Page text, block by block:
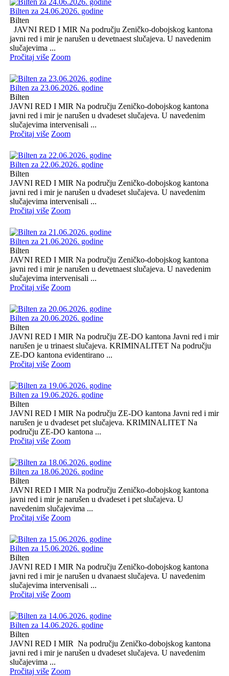
Bilten za 24.06.2026. godine
Bilten
JAVNI RED I MIR Na području Zeničko-dobojskog kantona
javni red i mir je narušen u devetnaest slučajeva. U navedenim
slučajevima ...
Pročitaj više Zoom
Bilten za 23.06.2026. godine
Bilten
JAVNI RED I MIR Na području Zeničko-dobojskog kantona
javni red i mir je narušen u dvadeset slučajeva. U navedenim
slučajevima intervenisali ...
Pročitaj više Zoom
Bilten za 22.06.2026. godine
Bilten
JAVNI RED I MIR Na području Zeničko-dobojskog kantona
javni red i mir je narušen u dvadeset slučajeva. U navedenim
slučajevima intervenisali ...
Pročitaj više Zoom
Bilten za 21.06.2026. godine
Bilten
JAVNI RED I MIR Na području Zeničko-dobojskog kantona
javni red i mir je narušen u devetnaest slučajeva. U navedenim
slučajevima intervenisali ...
Pročitaj više Zoom
Bilten za 20.06.2026. godine
Bilten
JAVNI RED I MIR Na području ZE-DO kantona Javni red i mir
narušen je u trinaest slučajeva. KRIMINALITET Na području
ZE-DO kantona evidentirano ...
Pročitaj više Zoom
Bilten za 19.06.2026. godine
Bilten
JAVNI RED I MIR Na području ZE-DO kantona Javni red i mir
narušen je u dvadeset pet slučajeva. KRIMINALITET Na
području ZE-DO kantona ...
Pročitaj više Zoom
Bilten za 18.06.2026. godine
Bilten
JAVNI RED I MIR Na području Zeničko-dobojskog kantona
javni red i mir je narušen u dvadeset i pet slučajeva. U
navedenim slučajevima ...
Pročitaj više Zoom
Bilten za 15.06.2026. godine
Bilten
JAVNI RED I MIR Na području Zeničko-dobojskog kantona
javni red i mir je narušen u dvanaest slučajeva. U navedenim
slučajevima intervenisali ...
Pročitaj više Zoom
Bilten za 14.06.2026. godine
Bilten
JAVNI RED I MIR Na području Zeničko-dobojskog kantona
javni red i mir je narušen u dvadeset slučajeva. U navedenim
slučajevima ...
Pročitaj više Zoom